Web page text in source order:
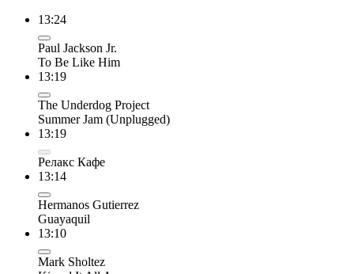
13:24
Paul Jackson Jr.
To Be Like Him
13:19
The Underdog Project
Summer Jam (Unplugged)
13:19
Релакс Кафе
13:14
Hermanos Gutierrez
Guayaquil
13:10
Mark Sholtez